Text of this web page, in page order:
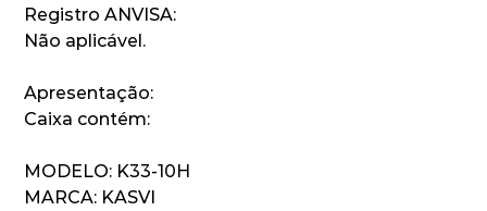
Registro ANVISA:
Não aplicável.
Apresentação:
Caixa contém:
MODELO: K33-10H
MARCA: KASVI